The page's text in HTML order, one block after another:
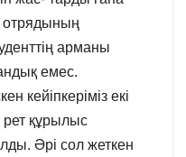
отрядының
арманы
емес.
кейіпкеріміз екі
рет құрылыс
Әрі сол жеткен